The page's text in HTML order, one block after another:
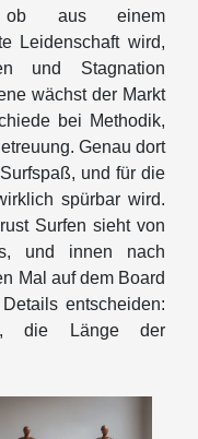
ob aus einem
Leidenschaft wird,
und Stagnation
wächst der Markt
bei Methodik,
Genau dort
und für die
spürbar wird.
Surfen sieht von
und innen nach
Mal auf dem Board
entscheiden:
die Länge der